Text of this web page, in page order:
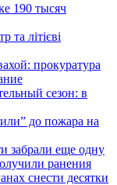
190 тысяч
та літієві
прокуратура
сезон: в
до пожара на
забрали еще одну
ранения
снести десятки